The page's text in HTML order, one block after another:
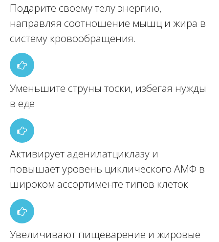
Подарите своему телу энергию,
направляя соотношение мышц и жира в
систему кровообращения.
Уменьшите струны тоски, избегая нужды
в еде
Активирует аденилатциклазу и
повышает уровень циклического АМФ в
широком ассортименте типов клеток
Увеличивают пищеварение и жировые